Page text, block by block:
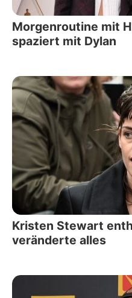
Morgenroutine mit
spaziert mit Dylan
Kristen Stewart
veränderte alles